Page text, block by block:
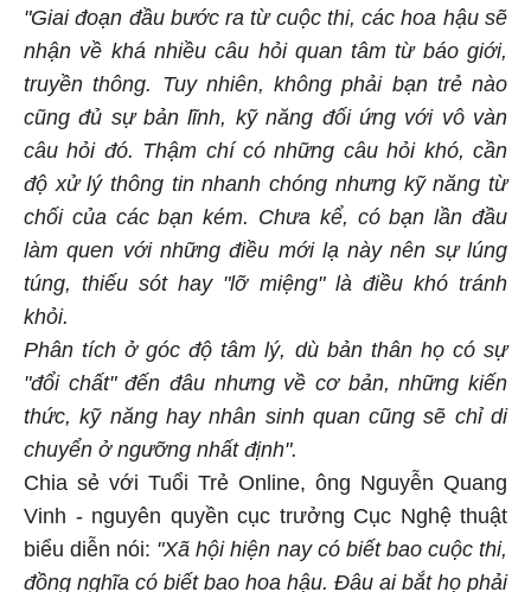
"Giai đoạn đầu bước ra từ cuộc thi, các hoa hậu sẽ
nhận về khá nhiều câu hỏi quan tâm từ báo giới,
truyền thông. Tuy nhiên, không phải bạn trẻ nào
cũng đủ sự bản lĩnh, kỹ năng đối ứng với vô vàn
câu hỏi đó. Thậm chí có những câu hỏi khó, cần
độ xử lý thông tin nhanh chóng nhưng kỹ năng từ
chối của các bạn kém. Chưa kể, có bạn lần đầu
làm quen với những điều mới lạ này nên sự lúng
túng, thiếu sót hay "lỡ miệng" là điều khó tránh
khỏi.
Phân tích ở góc độ tâm lý, dù bản thân họ có sự
"đổi chất" đến đâu nhưng về cơ bản, những kiến
thức, kỹ năng hay nhân sinh quan cũng sẽ chỉ di
chuyển ở ngưỡng nhất định".
Chia sẻ với Tuổi Trẻ Online, ông Nguyễn Quang
Vinh - nguyên quyền cục trưởng Cục Nghệ thuật
biểu diễn nói: "Xã hội hiện nay có biết bao cuộc thi,
đồng nghĩa có biết bao hoa hậu. Đâu ai bắt họ phải